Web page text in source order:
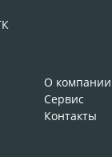
О компании
Сервис
Контакты